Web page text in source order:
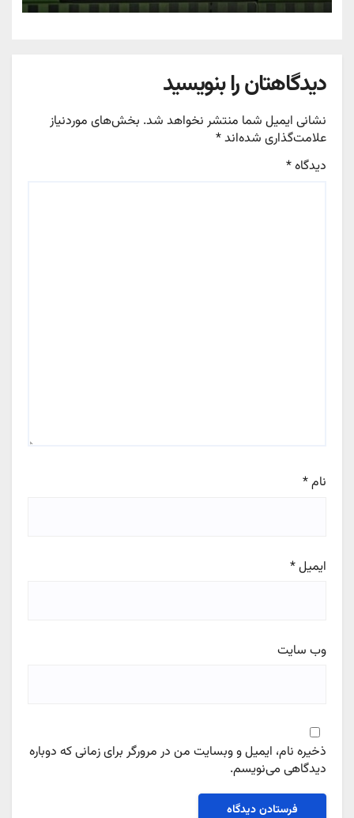
دیدگاهتان را بنویسید
نشانی ایمیل شما منتشر نخواهد شد. بخش‌های موردنیاز
علامت‌گذاری شده‌اند*
دیدگاه*
نام*
ایمیل*
وب‌ سایت
ذخیره نام، ایمیل و وبسایت من در مرورگر برای زمانی که دوباره
دیدگاهی می‌نویسم.